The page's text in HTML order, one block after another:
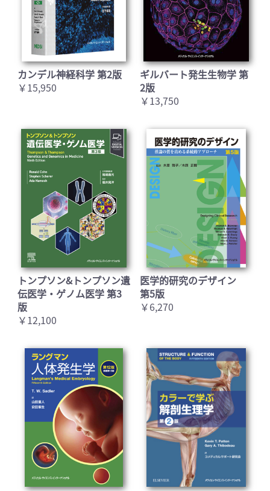
カンデル神経科学 第2版
￥15,950
ギルバート発生生物学 第
2版
￥13,750
トンプソン&トンプソン遺
伝医学・ゲノム医学 第3
版
￥12,100
医学的研究のデザイン
第5版
￥6,270